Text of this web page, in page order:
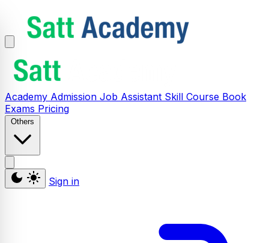
Academy Admission Job Assistant Skill Course Book
Exams Pricing
Others
Sign in